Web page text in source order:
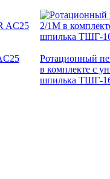
Ротационный
в комплекте с
шпилька ТШГ-